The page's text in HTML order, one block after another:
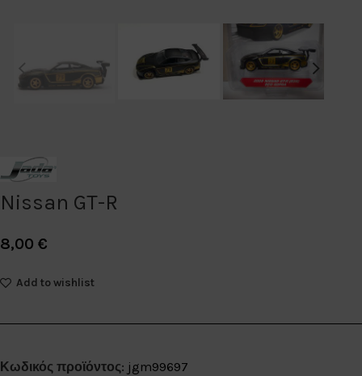
Nissan GT-R
8,00 €
Add to wishlist
Κωδικός προϊόντος: jgm99697